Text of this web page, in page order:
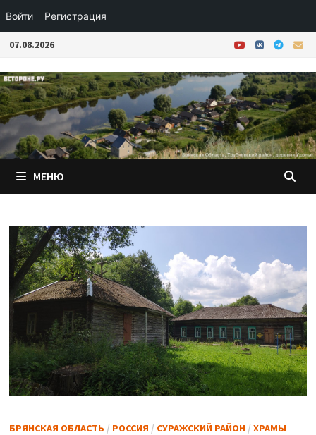
Войти Регистрация
Перейти
содержимому
07.08.2026
МЕНЮ
БРЯНСКАЯ ОБЛАСТЬ / РОССИЯ / СУРАЖСКИЙ РАЙОН/ ХРАМЫ